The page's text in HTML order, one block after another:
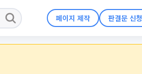
페이지 제작 판결문 신청